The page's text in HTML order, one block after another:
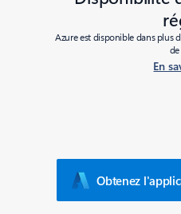
Azure est disponible dans plus
En
Obtenez